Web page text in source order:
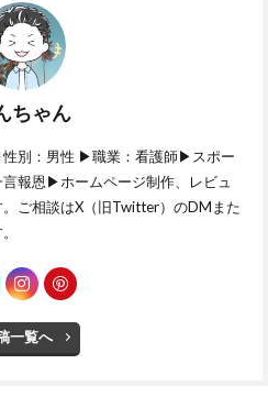
ちゃん
別：男性 ▶職業：看護師▶スポー
報恩▶ホームページ制作、レビュ
ご相談はX（旧Twitter）のDMまた
願いします。
一覧へ